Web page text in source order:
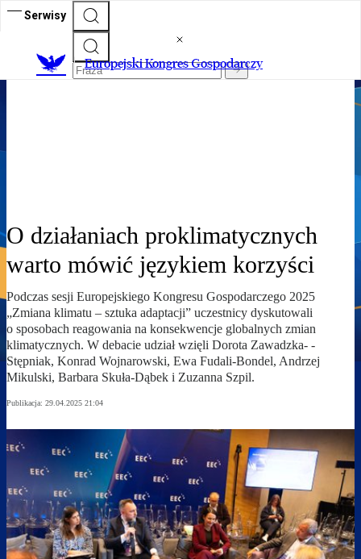
Serwisy
Europejski Kongres Gospodarczy
XVIII Europejski Kongres
Gospodarczy
O działaniach proklimatycznych
warto mówić językiem korzyści
Podczas sesji Europejskiego Kongresu Gospodarczego 2025
„Zmiana klimatu – sztuka adaptacji” uczestnicy dyskutowali
o sposobach reagowania na konsekwencje globalnych zmian
klimatycznych. W debacie udział wzięli Dorota Zawadzka- -
Stępniak, Konrad Wojnarowski, Ewa Fudali-Bondel, Andrzej
Mikulski, Barbara Skuła-Dąbek i Zuzanna Szpil.
Publikacja: 29.04.2025 21:04